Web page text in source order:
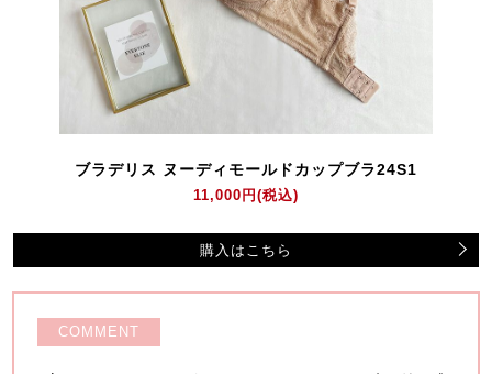
ブラデリス ヌーディモールドカップブラ24S1
11,000円 (税込)
購入はこちら
COMMENT